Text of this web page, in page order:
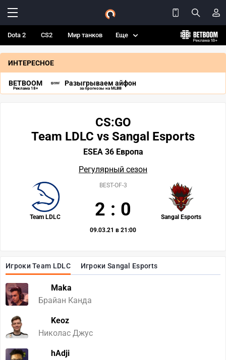
Dota 2 CS2 Мир танков Еще
ИНТЕРЕСНОЕ
BETBOOM
Реклама 18+
Разыгрываем айфон
за прогнозы на MLBB
Игроки Team LDLC Игроки Sangal Esports
Maka
Брайан Канда
Keoz
Николас Джус
hAdji
CS:GO
Team LDLC vs Sangal Esports
ESEA 36 Европа
Регулярный сезон
Team LDLC Sangal Esports
BEST-OF-3
2 : 0
09.03.21 в 21:00